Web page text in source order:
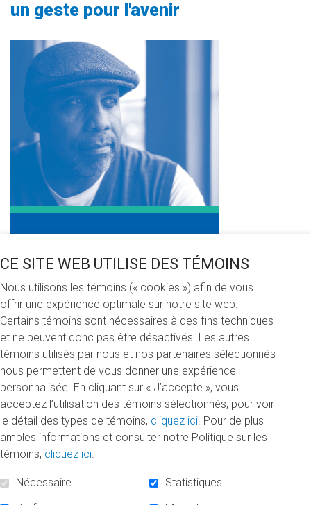
un geste pour l'avenir
CE SITE WEB UTILISE DES TÉMOINS
Nous utilisons les témoins (« cookies ») afin de vous
offrir une expérience optimale sur notre site web.
Certains témoins sont nécessaires à des fins techniques
et ne peuvent donc pas être désactivés. Les autres
témoins utilisés par nous et nos partenaires sélectionnés
nous permettent de vous donner une expérience
personnalisée. En cliquant sur « J’accepte », vous
acceptez l’utilisation des témoins sélectionnés; pour voir
le détail des types de témoins, cliquez ici . Pour de plus
amples informations et consulter notre Politique sur les
témoins, cliquez ici
Nécessaire
Statistiques